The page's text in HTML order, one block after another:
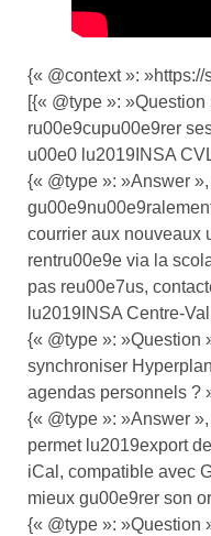
{« @context »:
[{« @type »:
ru00e9cupu00e9rer
u00e0 lu2019INSA
{« @type »: »Answer
courrier aux nouveaux
rentru00e9e via la
pas reu00e7us,
lu2019INSA Centre-
{« @type »: »Question
synchroniser
agendas personnels ?
{« @type »: »Answer
permet lu2019export
iCal, compatible avec
mieux gu00e9rer son
{« @type »: »Question